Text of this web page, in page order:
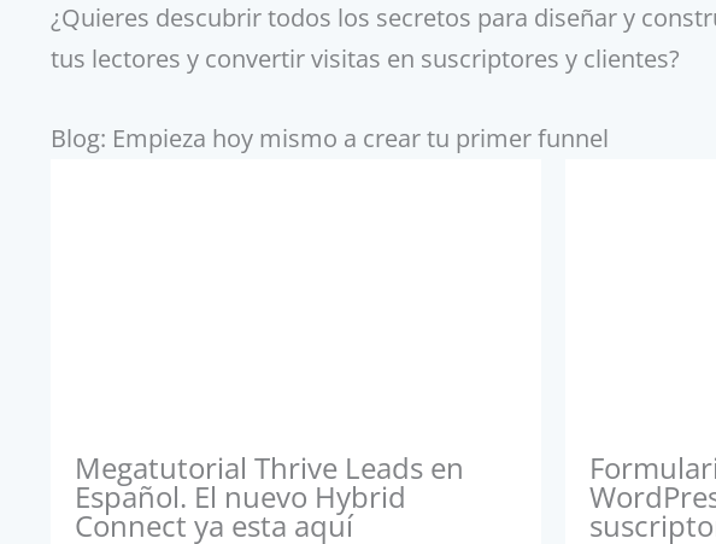
¿Quieres descubrir todos los secretos para diseñar y
tus lectores y convertir visitas en suscriptores y clientes?
Blog: Empieza hoy mismo a crear tu primer funnel
Megatutorial Thrive Leads en
Español. El nuevo Hybrid
Connect ya esta aquí